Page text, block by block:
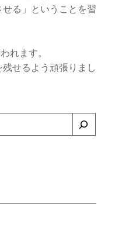
せる」ということを習
れます。
せるよう頑張りまし